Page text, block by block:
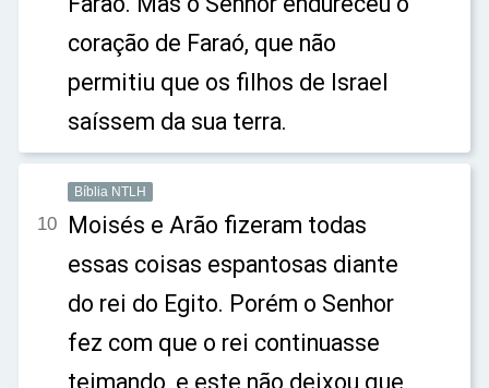
coração de Faraó, que não
permitiu que os filhos de Israel
saíssem da sua terra.
Bíblia NTLH
10 Moisés e Arão fizeram todas
essas coisas espantosas diante
do rei do Egito. Porém o Senhor
fez com que o rei continuasse
teimando, e este não deixou que